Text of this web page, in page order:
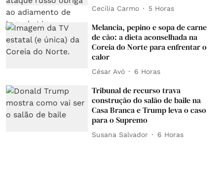
Cecília Carmo 5 Horas
Melancia, pepino e sopa de carne
de cão: a dieta aconselhada na
Coreia do Norte para enfrentar o
calor
César Avó 6 Horas
Tribunal de recurso trava
construção do salão de baile na
Casa Branca e Trump leva o caso
para o Supremo
Susana Salvador 6 Horas